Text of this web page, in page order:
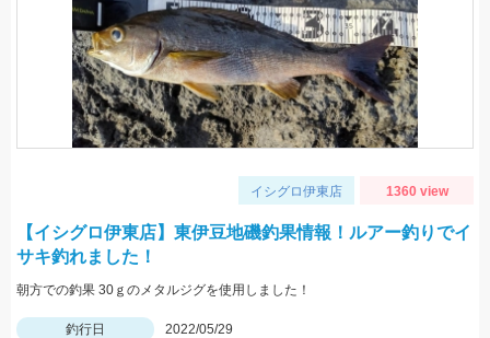
イシグロ伊東店 1360 view
【イシグロ伊東店】東伊豆地磯釣果情報！ルアー釣りでイ
サキ釣れました！
朝方での釣果 30ｇのメタルジグを使用しました！
釣行日
2022/05/29